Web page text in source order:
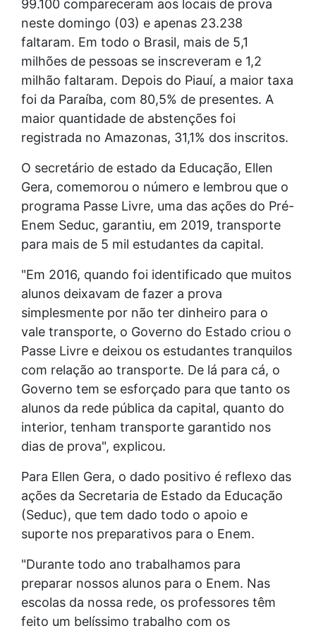
99.100 compareceram aos locais de prova
neste domingo (03) e apenas 23.238
faltaram. Em todo o Brasil, mais de 5,1
milhões de pessoas se inscreveram e 1,2
milhão faltaram. Depois do Piauí, a maior taxa
foi da Paraíba, com 80,5% de presentes. A
maior quantidade de abstenções foi
registrada no Amazonas, 31,1% dos inscritos.
O secretário de estado da Educação, Ellen
Gera, comemorou o número e lembrou que o
programa Passe Livre, uma das ações do Pré-
Enem Seduc, garantiu, em 2019, transporte
para mais de 5 mil estudantes da capital.
"Em 2016, quando foi identificado que muitos
alunos deixavam de fazer a prova
simplesmente por não ter dinheiro para o
vale transporte, o Governo do Estado criou o
Passe Livre e deixou os estudantes tranquilos
com relação ao transporte. De lá para cá, o
Governo tem se esforçado para que tanto os
alunos da rede pública da capital, quanto do
interior, tenham transporte garantido nos
dias de prova", explicou.
Para Ellen Gera, o dado positivo é reflexo das
ações da Secretaria de Estado da Educação
(Seduc), que tem dado todo o apoio e
suporte nos preparativos para o Enem.
"Durante todo ano trabalhamos para
preparar nossos alunos para o Enem. Nas
escolas da nossa rede, os professores têm
feito um belíssimo trabalho com os